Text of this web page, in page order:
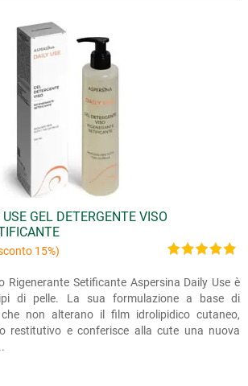
GEL DETERGENTE VISO
15%)
Rigenerante Setificante Aspersina Daily Use è
di pelle. La sua formulazione a base di
non alterano il film idrolipidico cutaneo,
restitutivo e conferisce alla cute una nuova